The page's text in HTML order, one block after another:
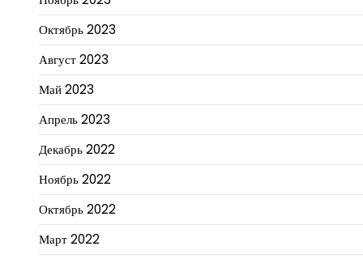
Октябрь 2023
Август 2023
Май 2023
Апрель 2023
Декабрь 2022
Ноябрь 2022
Октябрь 2022
Март 2022